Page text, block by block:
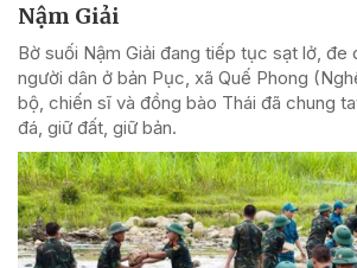
Nậm Giải
Bờ suối Nậm Giải đang tiếp tục sạt lở,
người dân ở bản Pục, xã Quế Phong
bộ, chiến sĩ và đồng bào Thái đã chung
đá, giữ đất, giữ bản.